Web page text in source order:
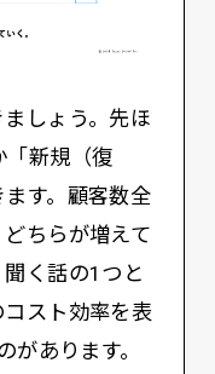
しょう。先ほ
「新規（復
す。顧客数全
ちらが増えて
く話の1つと
コスト効率を表
があります。